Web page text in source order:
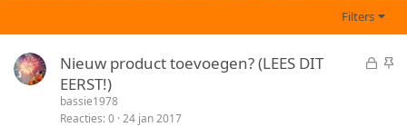
Filters
G S
Nieuw product toevoegen? (LEES DIT
EERST!)
bassie1978
Reacties 0 24 jan 2017